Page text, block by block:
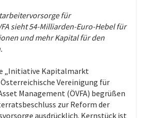
für
sieht 54-Milliarden-Euro-Hebel für
und mehr Kapital für den
„Initiative Kapitalmarkt
Vereinigung für
Management (ÖVFA) begrüßen
zur Reform der
ausdrücklich. Kernstück ist